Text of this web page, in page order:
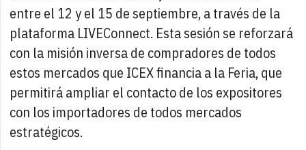
entre el 12 y el 15 de septiembre, a través de la
plataforma LIVEConnect. Esta sesión se reforzará
con la misión inversa de compradores de todos
estos mercados que ICEX financia a la Feria, que
permitirá ampliar el contacto de los expositores
con los importadores de todos mercados
estratégicos.